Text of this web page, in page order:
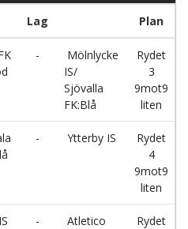
Lag Plan
-
Mölnlycke
IS/
Sjövalla
FK:Blå
Rydet
3
9mot9
liten
- Ytterby IS
Rydet
4
9mot9
liten
-
Atletico
Rydet